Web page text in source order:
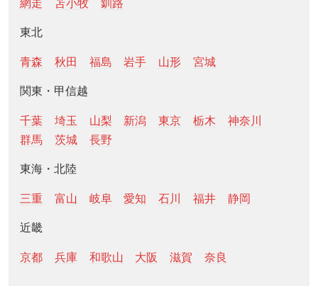
網走
苫小牧 釧路
東北
青森 秋田 福島 岩手 山形 宮城
関東・甲信越
千葉 埼玉 山梨 新潟 東京 栃木
神奈川
群馬
茨城 長野
東海・北陸
三重 富山 岐阜 愛知 石川 福井 静岡
近畿
京都 兵庫 和歌山 大阪 滋賀 奈良